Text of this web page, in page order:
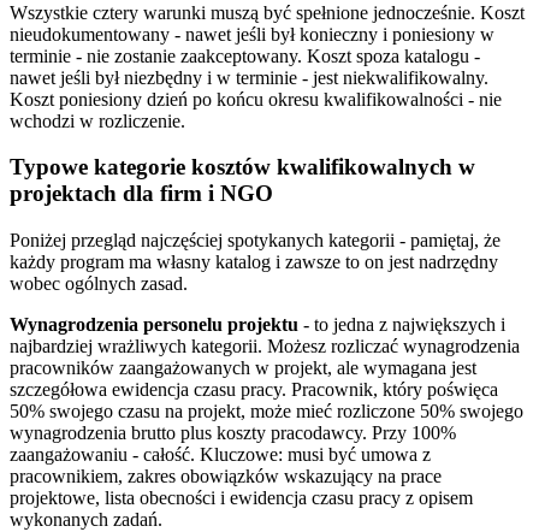
Wszystkie cztery warunki muszą być spełnione jednocześnie. Koszt
nieudokumentowany - nawet jeśli był konieczny i poniesiony w
terminie - nie zostanie zaakceptowany. Koszt spoza katalogu -
nawet jeśli był niezbędny i w terminie - jest niekwalifikowalny.
Koszt poniesiony dzień po końcu okresu kwalifikowalności - nie
wchodzi w rozliczenie.
Typowe kategorie kosztów kwalifikowalnych w
projektach dla firm i NGO
Poniżej przegląd najczęściej spotykanych kategorii - pamiętaj, że
każdy program ma własny katalog i zawsze to on jest nadrzędny
wobec ogólnych zasad.
Wynagrodzenia personelu projektu - to jedna z największych i
najbardziej wrażliwych kategorii. Możesz rozliczać wynagrodzenia
pracowników zaangażowanych w projekt, ale wymagana jest
szczegółowa ewidencja czasu pracy. Pracownik, który poświęca
50% swojego czasu na projekt, może mieć rozliczone 50% swojego
wynagrodzenia brutto plus koszty pracodawcy. Przy 100%
zaangażowaniu - całość. Kluczowe: musi być umowa z
pracownikiem, zakres obowiązków wskazujący na prace
projektowe, lista obecności i ewidencja czasu pracy z opisem
wykonanych zadań.